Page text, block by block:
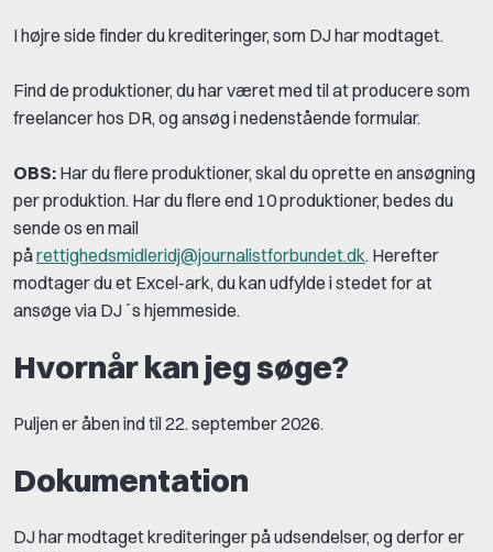
I højre side finder du krediteringer, som DJ har modtaget.
Find de produktioner, du har været med til at producere som
freelancer hos DR, og ansøg i nedenstående formular.
OBS: Har du flere produktioner, skal du oprette en ansøgning
per produktion. Har du flere end 10 produktioner, bedes du
sende os en mail
pårettighedsmidleridj@journalistforbundet.dk. Herefter
modtager du et Excel-ark, du kan udfylde i stedet for at
ansøge via DJ´s hjemmeside.
Hvornår kan jeg søge?
Puljen er åben ind til 22. september 2026.
Dokumentation
DJ har modtaget krediteringer på udsendelser, og derfor er